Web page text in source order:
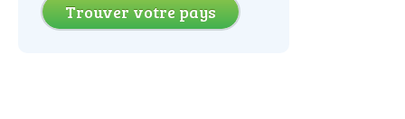
Trouver votre pays